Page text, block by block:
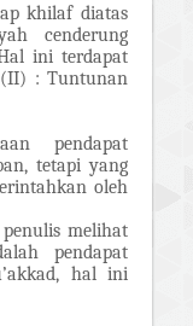
khilaf diatas
cenderung
ini terdapat
(II) : Tuntunan
pendapat
tetapi yang
oleh
melihat
pendapat
hal ini